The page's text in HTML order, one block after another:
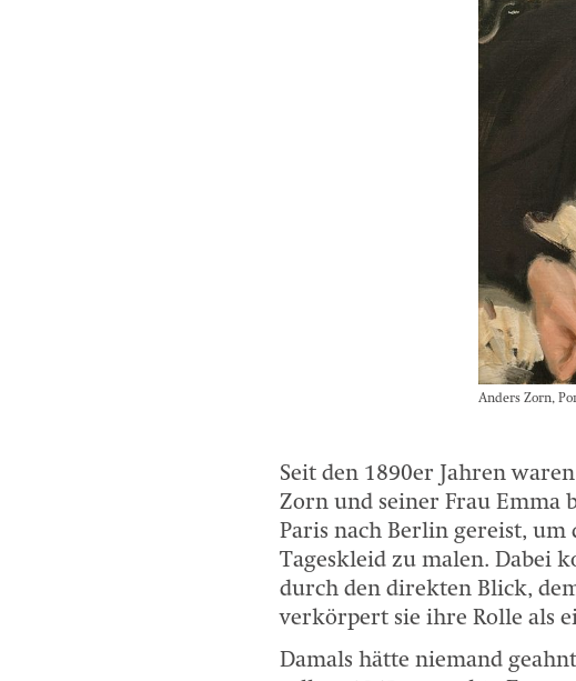
Anders Zorn,
Seit den 1890er Jahren
Zorn und seiner Frau Emma
Paris nach Berlin gereist,
Tageskleid zu malen. Dabei
durch den direkten Blick,
verkörpert sie ihre Rolle als
Damals hätte niemand